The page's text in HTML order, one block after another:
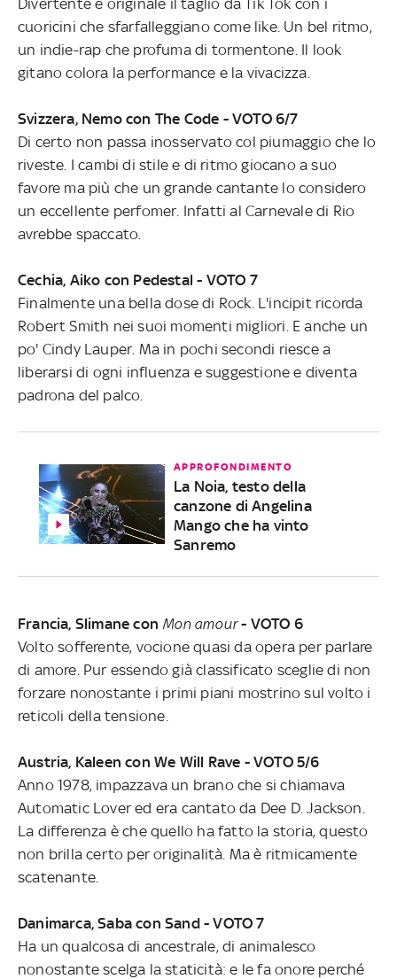
cuoricini che sfarfalleggiano come like. Un bel ritmo,
un indie-rap che profuma di tormentone. Il look
gitano colora la performance e la vivacizza.
Svizzera, Nemo con The Code - VOTO 6/7
Di certo non passa inosservato col piumaggio che lo
riveste. I cambi di stile e di ritmo giocano a suo
favore ma più che un grande cantante lo considero
un eccellente perfomer. Infatti al Carnevale di Rio
avrebbe spaccato.
Cechia, Aiko con Pedestal - VOTO 7
Finalmente una bella dose di Rock. L'incipit ricorda
Robert Smith nei suoi momenti migliori. E anche un
po' Cindy Lauper. Ma in pochi secondi riesce a
liberarsi di ogni influenza e suggestione e diventa
padrona del palco.
APPROFONDIMENTO
La Noia, testo della
canzone di Angelina
Mango che ha vinto
Sanremo
Francia, Slimane con Mon amour- VOTO 6
Volto sofferente, vocione quasi da opera per parlare
di amore. Pur essendo già classificato sceglie di non
forzare nonostante i primi piani mostrino sul volto i
reticoli della tensione.
Austria, Kaleen con We Will Rave - VOTO 5/6
Anno 1978, impazzava un brano che si chiamava
Automatic Lover ed era cantato da Dee D. Jackson.
La differenza è che quello ha fatto la storia, questo
non brilla certo per originalità. Ma è ritmicamente
scatenante.
Danimarca, Saba con Sand - VOTO 7
Ha un qualcosa di ancestrale, di animalesco
nonostante scelga la staticità: e le fa onore perché